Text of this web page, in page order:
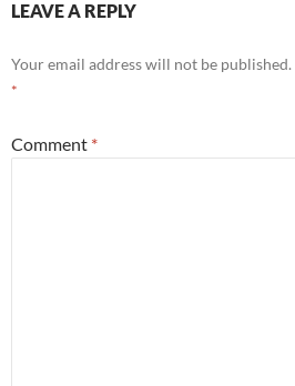
LEAVE A REPLY
Your email address will not be published.
*
Comment *